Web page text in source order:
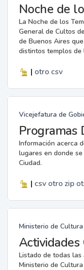
Noche de
La Noche de los
General de Cultos
de Buenos Aires
distintos templos de
| otro csv
Vicejefatura de
Programas
Información acerca
lugares en donde
Ciudad.
| csv otro zip
Ministerio de
Listado de todas
Ministerio de